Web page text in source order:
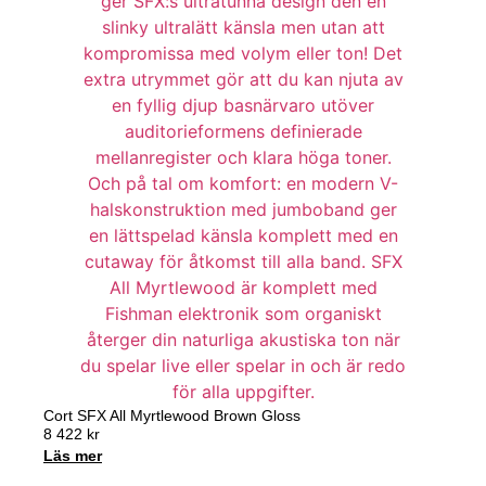
Cort SFX All Myrtlewood Brown Gloss
8 422 kr
Läs mer